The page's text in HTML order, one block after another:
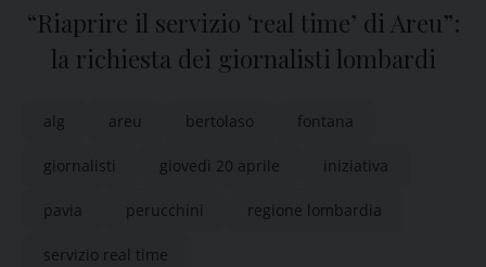
“Riaprire il servizio ‘real time’ di Areu”:
la richiesta dei giornalisti lombardi
alg areu bertolaso fontana
giornalisti giovedì 20 aprile iniziativa
pavia perucchini regione lombardia
servizio real time